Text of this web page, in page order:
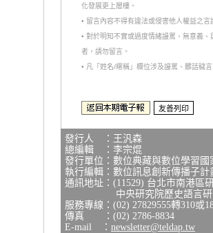
化發展更上層樓。
• 留言內容不得有違法或侵害他人權益之
• 對於明知不實或過度情緒謾罵、無意義
者，請勿留言。
• 凡「姓名/暱稱」欄位涉及謾罵、髒話穢
發行人 ：王汎森
總編輯 ：李宗焜
發行單位：數位典藏與數位學習
執行編輯：數位訊息創新傳播子計
通訊地址：(11529) 台北市南港區
中央研究院歷史語言研究
服務專線：(02) 27829555轉310或
傳真 ：(02) 2786-8834
E-mail ： newsletter@teldap.tw